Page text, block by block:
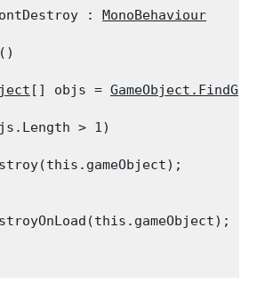
: MonoBehaviour
[] objs =
> 1)